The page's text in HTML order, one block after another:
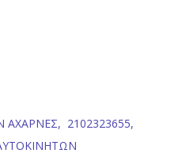
ΑΧΑΡΝΕΣ, 2102323655,